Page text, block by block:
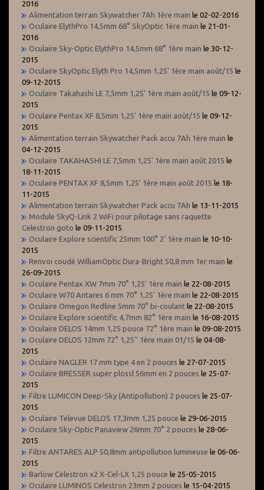
2016
Alimentation terrain Skywatcher 7Ah 1ère main le 02-02-2016
Oculaire ElythPro 14,5mm 68° SkyOptic 1ère main le 21-01-
2016
Oculaire Sky-Optic ElythPro 14,5mm 68° 1ère main le 30-12-
2015
Oculaire SkyOptic Elyth Pro 14,5mm 1,25' 1ère main août/15 le
09-12-2015
Oculaire Takahashi LE 7,5mm 1,25' 1ère main août/15 le 09-12-
2015
Oculaire Pentax XF 8,5mm 1,25' 1ère main août/15 le 09-12-
2015
Alimentation terrain Skywatcher Pack accu 7Ah 1ère main le
04-12-2015
Oculaire TAKAHASHI LE 7,5mm 1,25' 1ère main août 2015 le
18-11-2015
Oculaire PENTAX XF 8,5mm 1,25' 1ère main août 2015 le 18-
11-2015
Alimentation terrain Skywatcher Pack accu 7Ah le 13-11-2015
Module SkyQ-Link 2 WiFi pour pilotage sans raquette
Celestron goto le 09-11-2015
Oculaire Explore scientific 25mm 100° 2' 1ère main le 10-10-
2015
Renvoi coudé WilliamOptic Dura-Bright 50,8 mm 1er main le
26-09-2015
Oculaire Pentax XW 7mm 70° 1,25' 1ère main le 22-08-2015
Oculaire W70 Antares 6 mm 70° 1,25' 1ère main le 22-08-2015
Oculaire Omegon Redline 5mm 70° bi-coulant le 22-08-2015
Oculaire Explore scientific 4,7mm 82° 1ère main le 16-08-2015
Oculaire DELOS 14mm 1,25 pouce 72° 1ère main le 09-08-2015
Oculaire DELOS 12mm 72° 1,25'' 1ère main 01/15 le 04-08-
2015
Oculaire NAGLER 17 mm type 4 en 2 pouces le 27-07-2015
Oculaire BRESSER super plossl 56mm en 2 pouces le 25-07-
2015
Filtre LUMICON Deep-Sky (Antipollution) 2 pouces le 25-07-
2015
Oculaire Televue DELOS 17,3mm 1,25 pouce le 29-06-2015
Oculaire Sky-Optic Panaview 26mm 70° 2 pouces le 28-06-
2015
Filtre ANTARES ALP 50,8mm antipollution lumineuse le 06-06-
2015
Barlow Celestron x2 X-Cel-LX 1,25 pouce le 25-05-2015
Oculaire LUMINOS Celestron 23mm 2 pouces le 15-04-2015